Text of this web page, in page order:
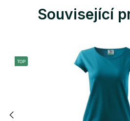
Související
TOP